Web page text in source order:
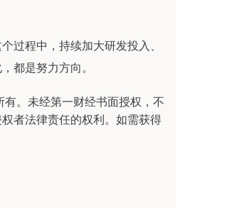
过程中，持续加大研发投入、
都是努力方向。
。未经第一财经书面授权，不
者法律责任的权利。如需获得